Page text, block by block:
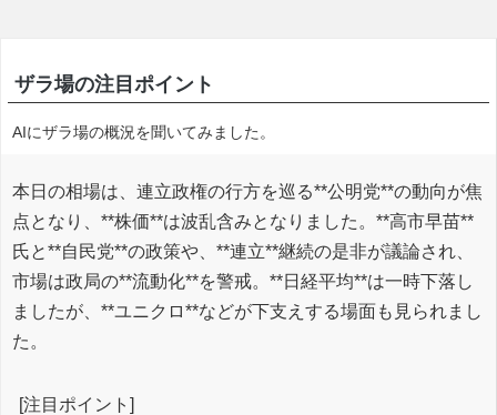
ザラ場の注目ポイント
AIにザラ場の概況を聞いてみました。
本日の相場は、連立政権の行方を巡る**公明党**の動向が焦
点となり、**株価**は波乱含みとなりました。**高市早苗**
氏と**自民党**の政策や、**連立**継続の是非が議論され、
市場は政局の**流動化**を警戒。**日経平均**は一時下落し
ましたが、**ユニクロ**などが下支えする場面も見られまし
た。
[注目ポイント]